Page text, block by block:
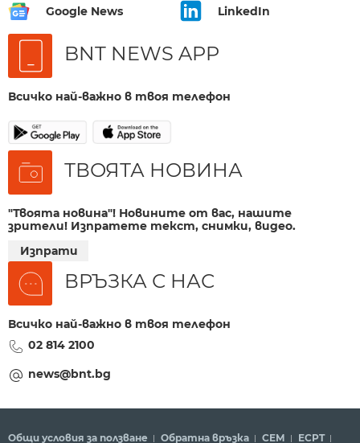
Google News LinkedIn
BNT NEWS APP
Всичко най-важно в твоя телефон
ТВОЯТА НОВИНА
"Твоята новина"! Новините от вас, нашите
зрители! Изпратете текст, снимки, видео.
Изпрати
ВРЪЗКА С НАС
Всичко най-важно в твоя телефон
02 814 2100
news@bnt.bg
Общи условия за ползване Обратна връзка СЕМ ECPT